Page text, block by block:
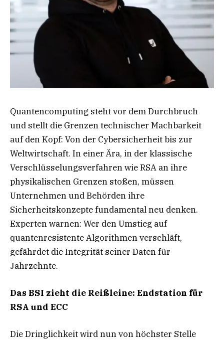
Quantencomputing steht vor dem Durchbruch
und stellt die Grenzen technischer Machbarkeit
auf den Kopf: Von der Cybersicherheit bis zur
Weltwirtschaft. In einer Ära, in der klassische
Verschlüsselungsverfahren wie RSA an ihre
physikalischen Grenzen stoßen, müssen
Unternehmen und Behörden ihre
Sicherheitskonzepte fundamental neu denken.
Experten warnen: Wer den Umstieg auf
quantenresistente Algorithmen verschläft,
gefährdet die Integrität seiner Daten für
Jahrzehnte.
Das BSI zieht die Reißleine: Endstation für
RSA und ECC
Die Dringlichkeit wird nun von höchster Stelle